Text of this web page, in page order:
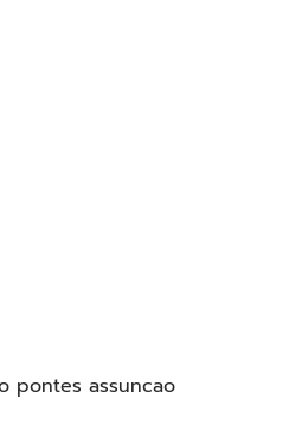
pontes assuncao